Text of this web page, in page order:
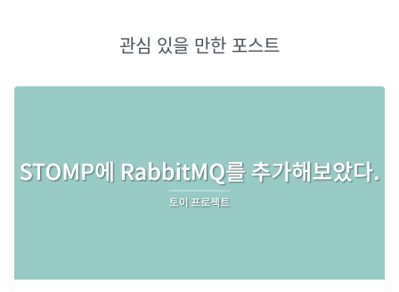
관심 있을 만한 포스트